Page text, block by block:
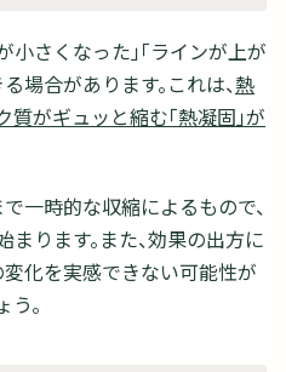
小さくなった」「ラインが上が
場合があります。これは、熱
がギュッと縮む「熱凝固」が
一時的な収縮によるもので、
ります。また、効果の出方に
化を実感できない可能性が
。